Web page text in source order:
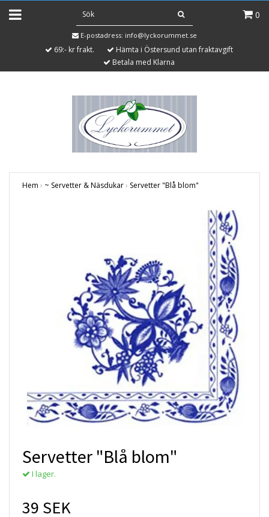
0
E-postadress: info@lyckorummet.se
69:- kr frakt.
Hämta i Östersund utan fraktavgift
Betala med Klarna
Hem › ~ Servetter & Näsdukar› Servetter "Blå blom"
Servetter "Blå blom"
I lager.
39 SEK